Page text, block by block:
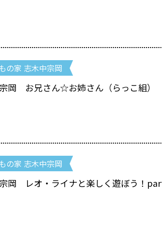
の家 志木中宗岡
岡 お兄さん☆お姉さん（らっこ組）
の家 志木中宗岡
岡 レオ・ライナと楽しく遊ぼう！